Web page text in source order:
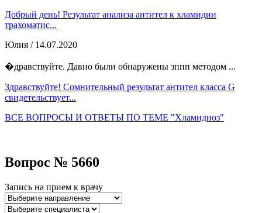
Добрый день! Результат анализа антител к хламидии
трахоматис...
Юлия / 14.07.2020
�дравствуйте. Давно были обнаружены зппп методом ...
Здравствуйте! Сомнительный результат антител класса G
свидетельствует...
ВСЕ ВОПРОСЫ И ОТВЕТЫ ПО ТЕМЕ "Хламидиоз"
Вопрос № 5660
Запись на прием к врачу